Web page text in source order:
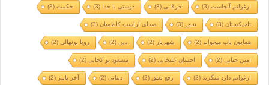
ارغوانم آنجاست(3) خرقانی(3) دوستی با خدا (3) حکمت(3)
تاجیکستان(3) تنبور (3) صدای آراسپ کاظمیان(3)
همایون پاپ میخواند (2) شهریار (2) دین (2) رویا نونهالی(2)
امین حیایی(2) احسان علیخانی(2) مسعود تو کجایی(2)
ارغوانم دارد میگرید (2) رفع تعلق (2) دینانی(2) آخر پاییز (2)